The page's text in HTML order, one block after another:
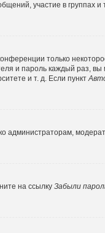
участие в группах и
только
и пароль каждый раз,
и т. д. Если пункт
администраторам,
на ссылкуЗабыли